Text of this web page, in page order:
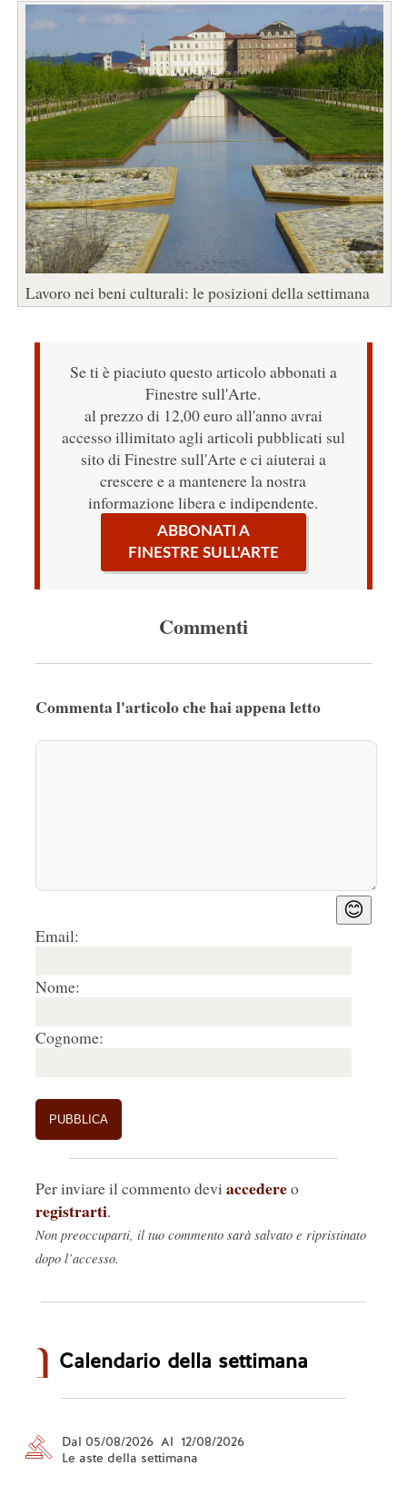
Lavoro nei beni culturali: le posizioni della settimana
Se ti è piaciuto questo articolo abbonati a
Finestre sull'Arte.
al prezzo di 12,00 euro all'anno avrai
accesso illimitato agli articoli pubblicati sul
sito di Finestre sull'Arte e ci aiuterai a
crescere e a mantenere la nostra
informazione libera e indipendente.
ABBONATI A
FINESTRE SULL'ARTE
Commenti
Commenta l'articolo che hai appena letto
😊
Email:
Nome:
Cognome:
Per inviare il commento devi accedereo
registrarti.
Non preoccuparti, il tuo commento sarà salvato e ripristinato
dopo l’accesso.
Calendario della settimana
Dal 05/08/2026 Al 12/08/2026
Le aste della settimana